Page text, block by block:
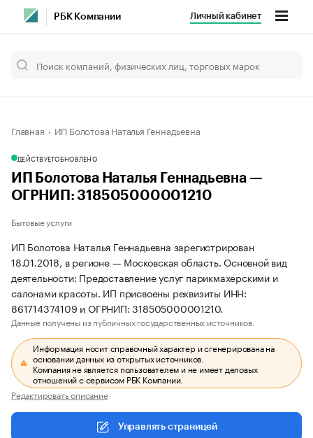
РБК Компании Личный кабинет
Главная ИП Болотова Наталья Геннадьевна
ДЕЙСТВУЕТОБНОВЛЕНО
ИП Болотова Наталья Геннадьевна —
ОГРНИП: 318505000001210
Бытовые услуги
ИП Болотова Наталья Геннадьевна зарегистрирован
18.01.2018, в регионе — Московская область. Основной вид
деятельности: Предоставление услуг парикмахерскими и
салонами красоты. ИП присвоены реквизиты ИНН:
861714374109 и ОГРНИП: 318505000001210.
Данные получены из публичных государственных источников.
Информация носит справочный характер и сгенерирована на
основании данных из открытых источников.
Компания не является пользователем и не имеет деловых
отношений с сервисом РБК Компании.
Редактировать описание
Управлять страницей